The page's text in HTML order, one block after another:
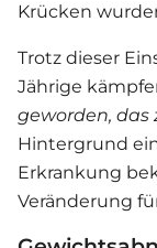
Krücken
Trotz dieser
Jährige
geworden, das
Hintergrund
Erkrankung
Veränderung